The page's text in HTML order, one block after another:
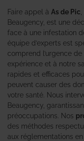
Faire appel à As de Pic
Beaugency, est une
face à une infestation
équipe d’experts est
comprend l’urgence
expérience et à notre
rapides et efficaces
peuvent causer des
votre santé. Nous
Beaugency,
préoccupations. Nos
des méthodes
aux réglementations